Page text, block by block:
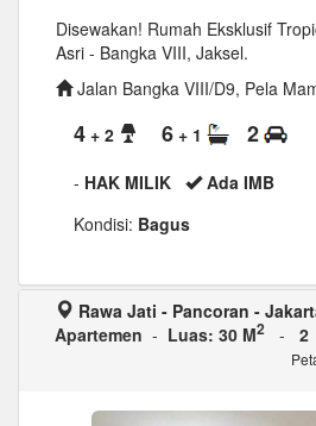
Disewakan! Rumah Eksklusif
Asri - Bangka VIII, Jaksel.
Jalan Bangka VIII/D9, Pela
4 + 2 6 + 1 2
- HAK MILIK
Ada IMB
Kondisi: Bagus
Rawa Jati - Pancoran -
Apartemen - Luas: 30 M2 - 2